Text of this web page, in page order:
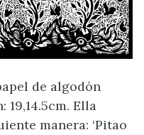
de algodón
19,14.5cm. Ella
manera: ‘Pitao